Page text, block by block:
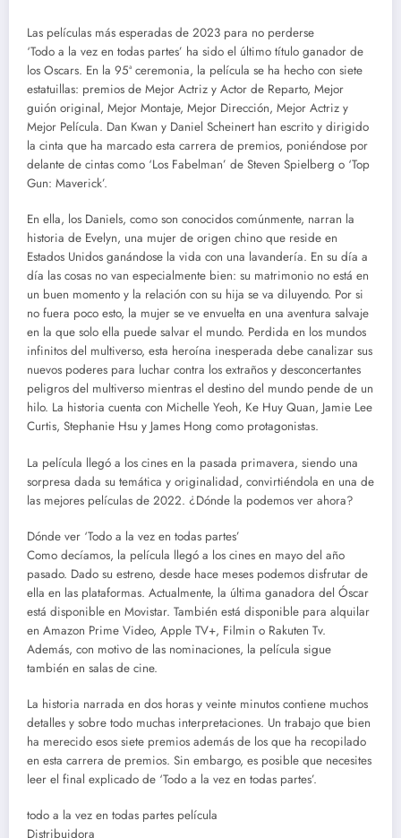
Las películas más esperadas de 2023 para no perderse
‘Todo a la vez en todas partes’ ha sido el último título ganador de
los Oscars. En la 95ª ceremonia, la película se ha hecho con siete
estatuillas: premios de Mejor Actriz y Actor de Reparto, Mejor
guión original, Mejor Montaje, Mejor Dirección, Mejor Actriz y
Mejor Película. Dan Kwan y Daniel Scheinert han escrito y dirigido
la cinta que ha marcado esta carrera de premios, poniéndose por
delante de cintas como ‘Los Fabelman’ de Steven Spielberg o ‘Top
Gun: Maverick’.
En ella, los Daniels, como son conocidos comúnmente, narran la
historia de Evelyn, una mujer de origen chino que reside en
Estados Unidos ganándose la vida con una lavandería. En su día a
día las cosas no van especialmente bien: su matrimonio no está en
un buen momento y la relación con su hija se va diluyendo. Por si
no fuera poco esto, la mujer se ve envuelta en una aventura salvaje
en la que solo ella puede salvar el mundo. Perdida en los mundos
infinitos del multiverso, esta heroína inesperada debe canalizar sus
nuevos poderes para luchar contra los extraños y desconcertantes
peligros del multiverso mientras el destino del mundo pende de un
hilo. La historia cuenta con Michelle Yeoh, Ke Huy Quan, Jamie Lee
Curtis, Stephanie Hsu y James Hong como protagonistas.
La película llegó a los cines en la pasada primavera, siendo una
sorpresa dada su temática y originalidad, convirtiéndola en una de
las mejores películas de 2022. ¿Dónde la podemos ver ahora?
Dónde ver ‘Todo a la vez en todas partes’
Como decíamos, la película llegó a los cines en mayo del año
pasado. Dado su estreno, desde hace meses podemos disfrutar de
ella en las plataformas. Actualmente, la última ganadora del Óscar
está disponible en Movistar. También está disponible para alquilar
en Amazon Prime Video, Apple TV+, Filmin o Rakuten Tv.
Además, con motivo de las nominaciones, la película sigue
también en salas de cine.
La historia narrada en dos horas y veinte minutos contiene muchos
detalles y sobre todo muchas interpretaciones. Un trabajo que bien
ha merecido esos siete premios además de los que ha recopilado
en esta carrera de premios. Sin embargo, es posible que necesites
leer el final explicado de ‘Todo a la vez en todas partes’.
todo a la vez en todas partes película
Distribuidora